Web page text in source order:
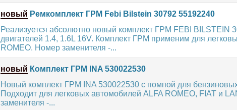
новый Ремкомплект ГРМ Febi Bilstein 30792 55192240
Реализуется абсолютно новый комплект ГРМ FEBI BILSTEIN
двигателей 1.4, 1.6L 16V. Комплект ГРМ применим для
ROMEO. Номер заменителя -...
новый Комплект ГРМ INA 530022530
Новый комплект ГРМ INA 530022530 с помпой для
Подходит для легковых автомобилей ALFA ROMEO, FIAT и
заменителя -...